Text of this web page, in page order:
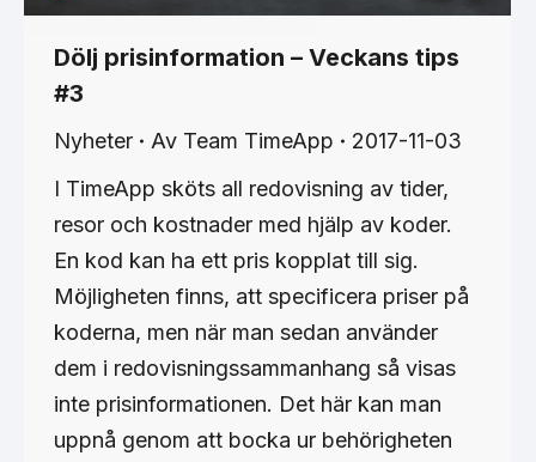
Dölj prisinformation – Veckans tips
#3
Nyheter Av Team TimeApp
2017-11-03
I TimeApp sköts all redovisning av tider,
resor och kostnader med hjälp av koder.
En kod kan ha ett pris kopplat till sig.
Möjligheten finns, att specificera priser på
koderna, men när man sedan använder
dem i redovisningssammanhang så visas
inte prisinformationen. Det här kan man
uppnå genom att bocka ur behörigheten